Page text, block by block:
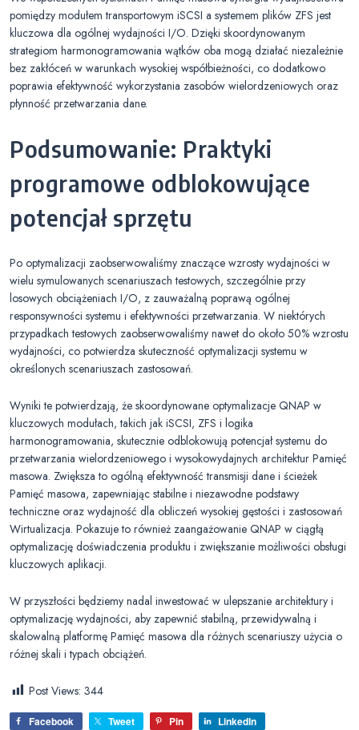
pomiędzy modułem transportowym iSCSI a systemem plików ZFS jest
kluczowa dla ogólnej wydajności I/O. Dzięki skoordynowanym
strategiom harmonogramowania wątków oba mogą działać niezależnie
bez zakłóceń w warunkach wysokiej współbieżności, co dodatkowo
poprawia efektywność wykorzystania zasobów wielordzeniowych oraz
płynność przetwarzania dane.
Podsumowanie: Praktyki
programowe odblokowujące
potencjał sprzętu
Po optymalizacji zaobserwowaliśmy znaczące wzrosty wydajności w
wielu symulowanych scenariuszach testowych, szczególnie przy
losowych obciążeniach I/O, z zauważalną poprawą ogólnej
responsywności systemu i efektywności przetwarzania. W niektórych
przypadkach testowych zaobserwowaliśmy nawet do około 50% wzrostu
wydajności, co potwierdza skuteczność optymalizacji systemu w
określonych scenariuszach zastosowań.
Wyniki te potwierdzają, że skoordynowane optymalizacje QNAP w
kluczowych modułach, takich jak iSCSI, ZFS i logika
harmonogramowania, skutecznie odblokowują potencjał systemu do
przetwarzania wielordzeniowego i wysokowydajnych architektur Pamięć
masowa. Zwiększa to ogólną efektywność transmisji dane i ścieżek
Pamięć masowa, zapewniając stabilne i niezawodne podstawy
techniczne oraz wydajność dla obliczeń wysokiej gęstości i zastosowań
Wirtualizacja. Pokazuje to również zaangażowanie QNAP w ciągłą
optymalizację doświadczenia produktu i zwiększanie możliwości obsługi
kluczowych aplikacji.
W przyszłości będziemy nadal inwestować w ulepszanie architektury i
optymalizację wydajności, aby zapewnić stabilną, przewidywalną i
skalowalną platformę Pamięć masowa dla różnych scenariuszy użycia o
różnej skali i typach obciążeń.
Post Views: 344
Facebook Tweet Pin LinkedIn